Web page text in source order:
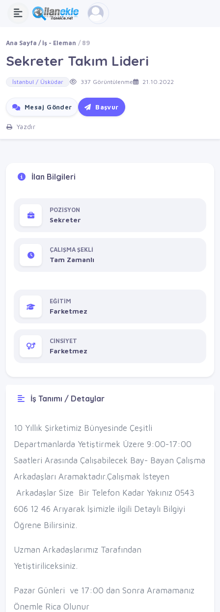
Ana Sayfa İş - Eleman 89
Sekreter Takım Lideri
İstanbul / Üsküdar 337 Görüntülenme 21.10.2022
Mesaj Gönder Başvur
Yazdır
İlan Bilgileri
POZİSYON
Sekreter
ÇALIŞMA ŞEKLİ
Tam Zamanlı
EĞİTİM
Farketmez
CİNSİYET
Farketmez
İş Tanımı / Detaylar
10 Yıllık Şirketimiz Bünyesinde Çeşitli
Departmanlarda Yetiştirmek Üzere 9:00-17:00
Saatleri Arasında Çalışabilecek Bay- Bayan Çalışma
Arkadaşları Aramaktadır.Çalışmak İsteyen
Arkadaşlar Size Bir Telefon Kadar Yakınız 0543
606 12 46 Arıyarak İşimizle ilgili Detaylı Bilgiyi
Öğrene Bilirsiniz.
Uzman Arkadaşlarımız Tarafından
Yetiştiriliceksiniz.
Pazar Günleri ve 17:00 dan Sonra Aramamanız
Önemle Rica Olunur